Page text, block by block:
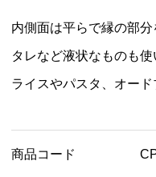
内側面は平らで縁の部
タレなど液状なものも
ライスやパスタ、オード
商品コード